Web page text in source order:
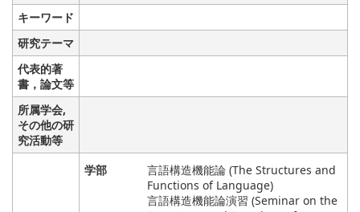
キーワード
研究テーマ
代表的著
書，論文等
所属学会,
その他の研
究活動等
学部
言語構造機能論 (The Structures and
Functions of Language)
言語構造機能論演習 (Seminar on the